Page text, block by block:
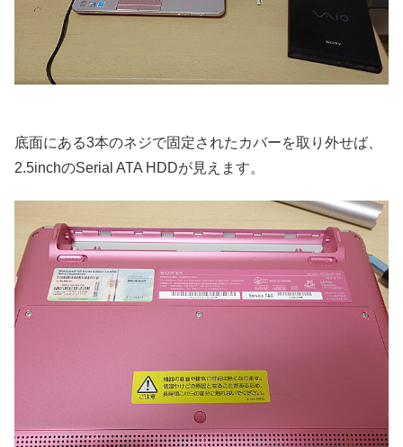
底面にある3本のネジで固定されたカバーを取り外せば、
2.5inchのSerial ATA HDDが見えます。